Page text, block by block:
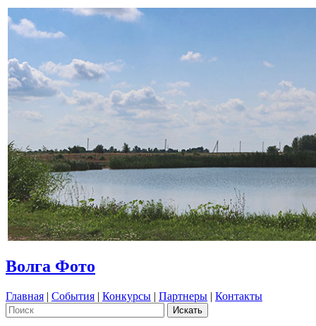
Волга Фото
Главная | События | Конкурсы | Партнеры | Контакты